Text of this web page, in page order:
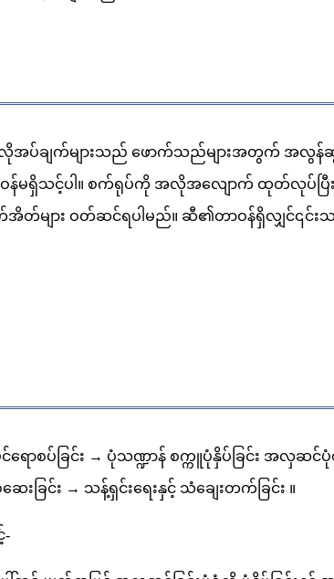
ပ်ချက်များသည် ဖောက်သည်များအတွက် အလွန်ဆွဲ
ဝန်မရှိသင့်ပါ။ စက်ရုပ်ကို အလိုအလျောက် ထုတ်လုပ်
အိတ်များ ဝတ်ဆင်ရပါမည်။ ဆီ၏တာဝန်ရှိလျှင်၎င်
မှင်ရောစပ်ခြင်း → ပုံသဏ္ဍာန် စက္ကူပုံနှိပ်ခြင်း အလှ
ေးခြင်း → သန့်ရှင်းရေးနှင့် သံချေးတက်ခြင်း ။
-